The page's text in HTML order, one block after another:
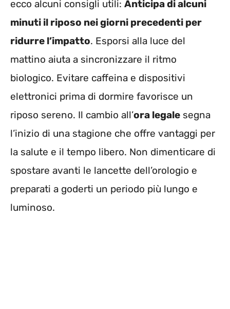
ecco alcuni consigli utili: Anticipa di alcuni
minuti il riposo nei giorni precedenti per
ridurre l’impatto. Esporsi alla luce del
mattino aiuta a sincronizzare il ritmo
biologico. Evitare caffeina e dispositivi
elettronici prima di dormire favorisce un
riposo sereno. Il cambio all’ora legale segna
l’inizio di una stagione che offre vantaggi per
la salute e il tempo libero. Non dimenticare di
spostare avanti le lancette dell’orologio e
preparati a goderti un periodo più lungo e
luminoso.